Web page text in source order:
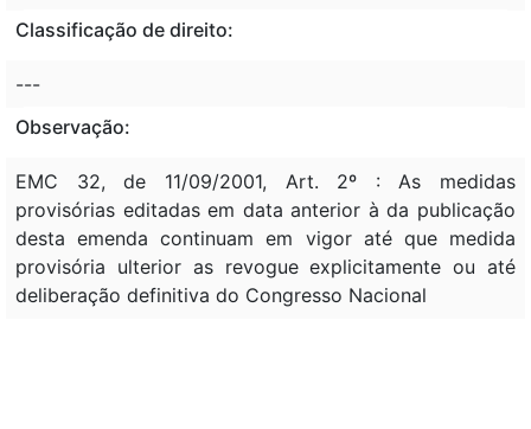
Classificação de direito:
---
Observação:
EMC 32, de 11/09/2001, Art. 2º : As medidas
provisórias editadas em data anterior à da publicação
desta emenda continuam em vigor até que medida
provisória ulterior as revogue explicitamente ou até
deliberação definitiva do Congresso Nacional